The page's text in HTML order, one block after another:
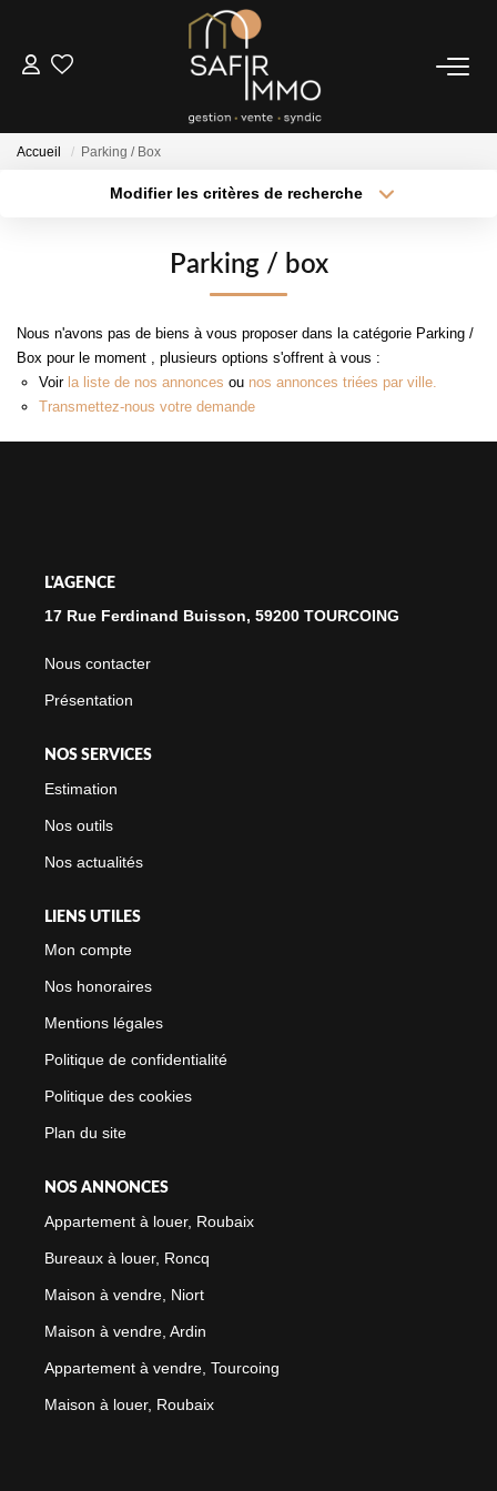
ACHETER
Notre Syndic
Extranet
ESTIMER
CONTACT
Accueil Parking / Box
Modifier les critères de recherche
Budget max Plus de critères
Parking / box
Nous n'avons pas de biens à vous proposer dans la catégorie Parking /
Box pour le moment , plusieurs options s'offrent à vous :
Voir la liste de nos annonces ou nos annonces triées par ville.
Transmettez-nous votre demande
L'AGENCE
17 Rue Ferdinand Buisson, 59200 TOURCOING
Nous contacter
Présentation
NOS SERVICES
Estimation
Nos outils
Nos actualités
LIENS UTILES
Mon compte
Nos honoraires
Mentions légales
Politique de confidentialité
Politique des cookies
Plan du site
NOS ANNONCES
Appartement à louer, Roubaix
Bureaux à louer, Roncq
Maison à vendre, Niort
Maison à vendre, Ardin
Appartement à vendre, Tourcoing
Maison à louer, Roubaix